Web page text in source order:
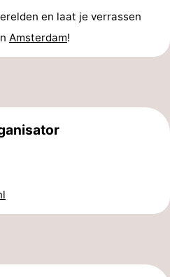
en laat je verrassen
Amsterdam!